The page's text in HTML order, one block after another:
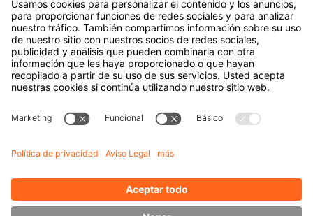
A cerca de Hubtex
Acerca de HUBTEX Solutions Spain
Sostenibilidad
Sucursales
Descargas
Gestión energética
Carretillas exteriores